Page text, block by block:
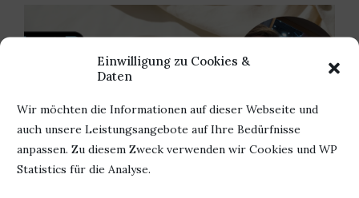
Einwilligung zu Cookies &
Daten
Wir möchten die Informationen auf dieser Webseite und
auch unsere Leistungsangebote auf Ihre Bedürfnisse
anpassen. Zu diesem Zweck verwenden wir Cookies und WP
Statistics für die Analyse.